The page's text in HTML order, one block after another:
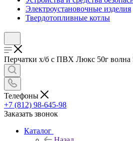
Электроустановочные изделия
Твердотопливные котлы
Перчатки х/б с ПВХ Люкс 50г волна
Телефоны
+7 (812) 98-645-98
Заказать звонок
Каталог